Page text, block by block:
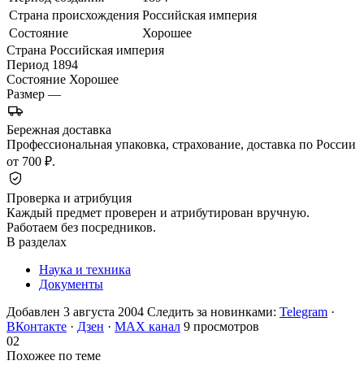
Страна происхождения Российская империя
Состояние
Хорошее
Страна Российская империя
Период 1894
Состояние Хорошее
Размер —
Бережная доставка
Профессиональная упаковка, страхование, доставка по России
от 700 ₽.
Проверка и атрибуция
Каждый предмет проверен и атрибутирован вручную.
Работаем без посредников.
В разделах
Наука и техника
Документы
Добавлен 3 августа 2004 Следить за новинками: Telegram ·
ВКонтакте · Дзен · MAX канал 9 просмотров
02
Похожее по теме